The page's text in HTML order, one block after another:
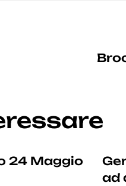
24 Maggio
ad